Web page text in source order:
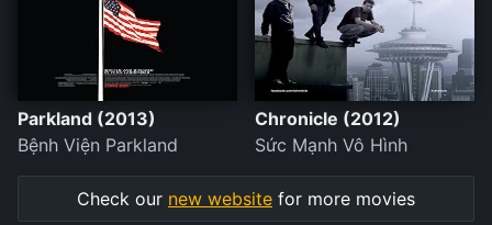
Parkland (2013)
Bệnh Viện Parkland
Chronicle (2012)
Sức Mạnh Vô Hình
Check our new website for more movies